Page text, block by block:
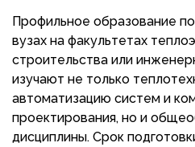
Профильное образование
вузах на факультетах
строительства или
изучают не только
автоматизацию систем и
проектирования, но и
дисциплины. Срок